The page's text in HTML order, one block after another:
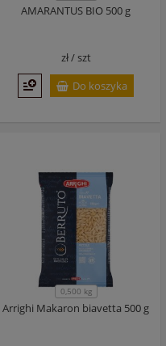
AMARANTUS BIO 500 g
zł /szt
Do koszyka
0,500 kg
Arrighi Makaron biavetta 500 g